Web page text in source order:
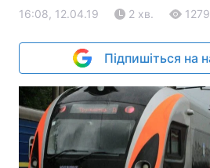
16:08, 12.04.19 2 хв. 1279
Підпишіться на